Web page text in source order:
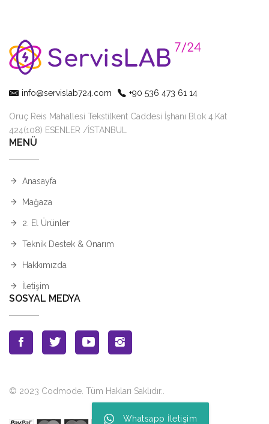
info@servislab724.com +90 536 473 61 14
Oruç Reis Mahallesi Tekstilkent Caddesi İşhanı Blok 4.Kat
424(108) ESENLER /İSTANBUL
MENÜ
Anasayfa
Mağaza
2. El Ürünler
Teknik Destek & Onarım
Hakkımızda
İletişim
SOSYAL MEDYA
© 2023 Codmode. Tüm Hakları Saklıdır.
Whatsapp İletişim